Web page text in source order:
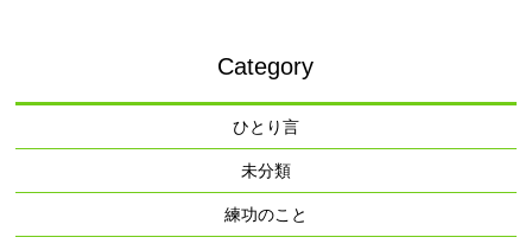
Category
ひとり言
未分類
練功のこと